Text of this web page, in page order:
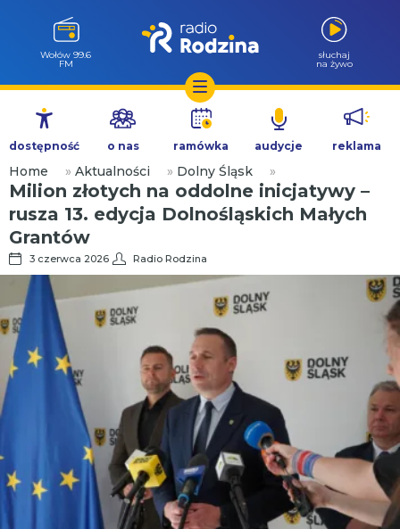
Przejdź
treści
Wołów 99.6
FM
słuchaj
na żywo
dostępność o nas ramówka audycje reklama
Home » Aktualności » Dolny Śląsk »
Milion złotych na oddolne inicjatywy –
rusza 13. edycja Dolnośląskich Małych
Grantów
3 czerwca 2026 Radio Rodzina